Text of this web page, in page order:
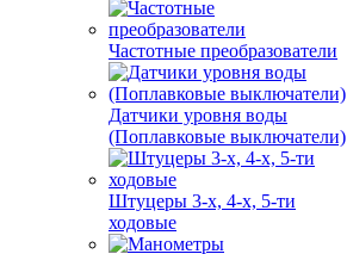
Частотные преобразователи
Датчики уровня воды
(Поплавковые выключатели)
Штуцеры 3-х, 4-х, 5-ти
ходовые